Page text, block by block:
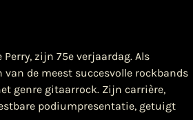
zijn 75e verjaardag. Als
de meest succesvolle rockbands
genre gitaarrock. Zijn carrière,
podiumpresentatie, getuigt